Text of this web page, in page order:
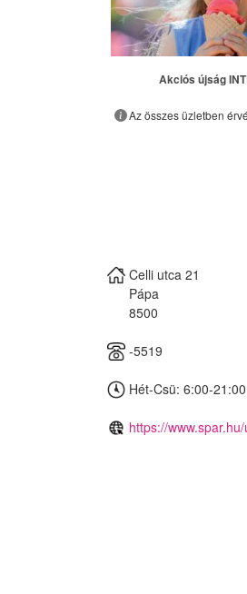
Akciós újság
Az összes üzletben
Celli utca 21
Pápa
8500
-5519
Hét-Csü: 6:00-
https://